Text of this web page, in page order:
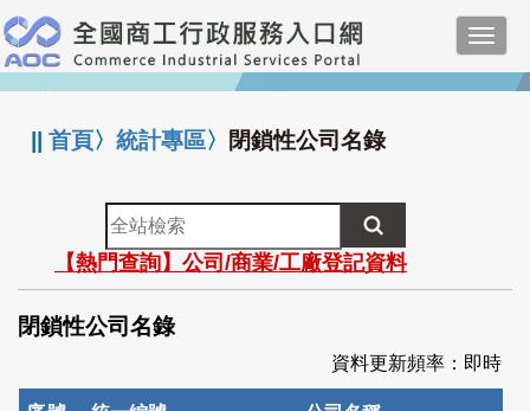
跳
到
主
要
:::
||首頁〉統計專區〉 閉鎖性公司名錄
全
站
檢
索
【熱門查詢】公司/商業/工廠登記資料
閉鎖性公司名錄
資料更新頻率：即時